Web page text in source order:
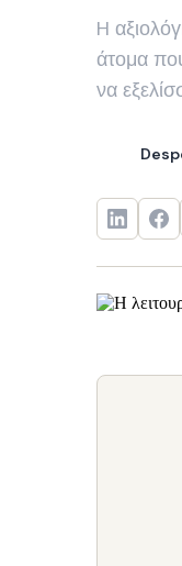
H
άτομα
να